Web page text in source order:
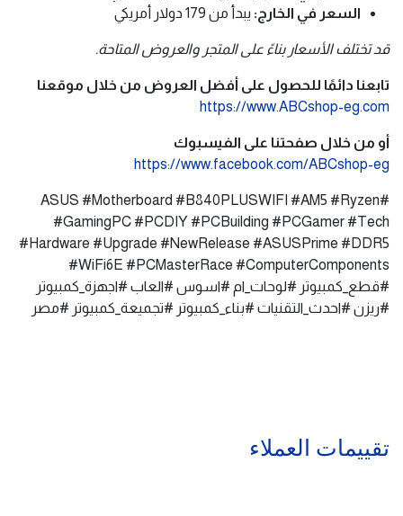
السعر في الخارج: يبدأ من 179 دولار أمريكي
قد تختلف الأسعار بناءً على المتجر والعروض المتاحة.
تابعنا دائمًا للحصول على أفضل العروض من خلال موقعنا
https://www.ABCshop-eg.com
أو من خلال صفحتنا على الفيسبوك
https://www.facebook.com/ABCshop-eg
#ASUS #Motherboard #B840PLUSWIFI #AM5 #Ryzen
#GamingPC #PCDIY #PCBuilding #PCGamer #Tech
#Hardware #Upgrade #NewRelease #ASUSPrime #DDR5
#WiFi6E #PCMasterRace #ComputerComponents
#قطع_كمبيوتر #لوحات_ام #اسوس #العاب #اجهزة_كمبيوتر
#ريزن #احدث_التقنيات #بناء_كمبيوتر #تجميعة_كمبيوتر #مصر
تقييمات العملاء